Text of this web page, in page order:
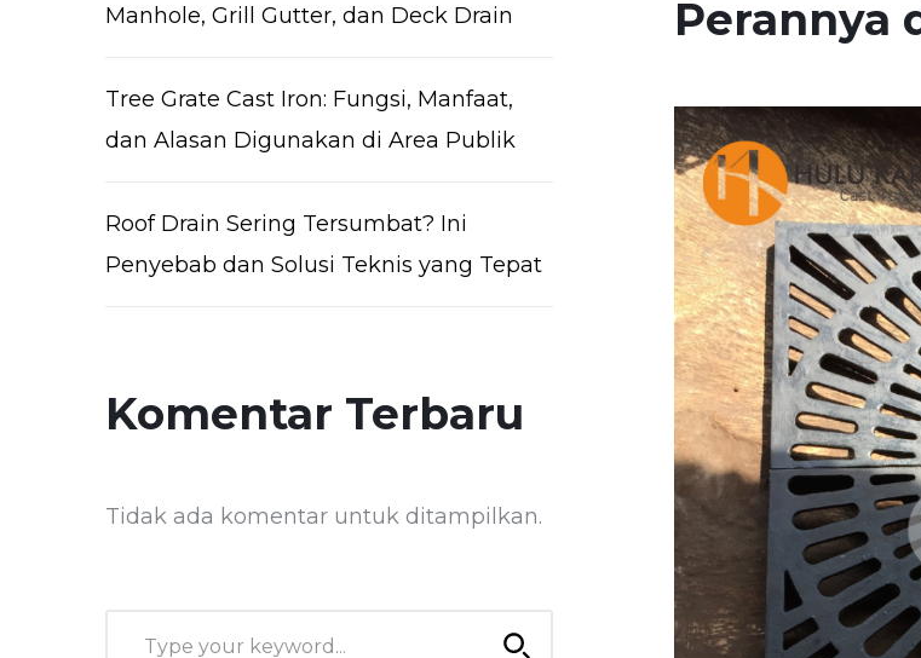
Perannya
Manhole, Grill Gutter, dan Deck Drain
Tree Grate Cast Iron: Fungsi, Manfaat,
dan Alasan Digunakan di Area Publik
Roof Drain Sering Tersumbat? Ini
Penyebab dan Solusi Teknis yang Tepat
Komentar Terbaru
Tidak ada komentar untuk ditampilkan.